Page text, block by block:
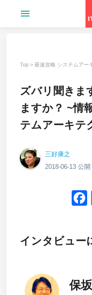
menu
Top> 最速攻略 システムアー
ズバリ聞きま
ますか？ ~情
テムアーキテ
三好康之
2018-06-13 公開
インタビュー
保